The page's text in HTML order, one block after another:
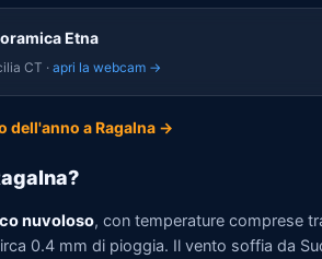
Etna
CT · apri la webcam →
dell'anno a Ragalna →
nuvoloso, con temperature comprese
0.4 mm di pioggia. Il vento soffia da